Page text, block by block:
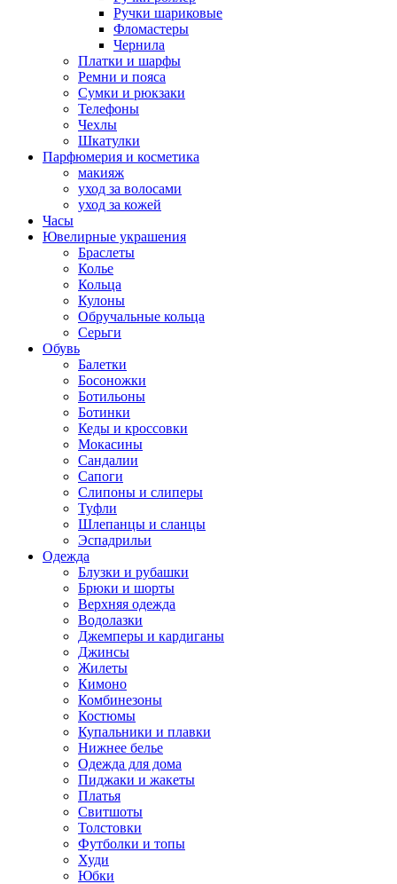
Ручки шариковые
Фломастеры
Чернила
Платки и шарфы
Ремни и пояса
Сумки и рюкзаки
Телефоны
Чехлы
Шкатулки
Парфюмерия и косметика
макияж
уход за волосами
уход за кожей
Часы
Ювелирные украшения
Браслеты
Колье
Кольца
Кулоны
Обручальные кольца
Серьги
Обувь
Балетки
Босоножки
Ботильоны
Ботинки
Кеды и кроссовки
Мокасины
Сандалии
Сапоги
Слипоны и слиперы
Туфли
Шлепанцы и сланцы
Эспадрильи
Одежда
Блузки и рубашки
Брюки и шорты
Верхняя одежда
Водолазки
Джемперы и кардиганы
Джинсы
Жилеты
Кимоно
Комбинезоны
Костюмы
Купальники и плавки
Нижнее белье
Одежда для дома
Пиджаки и жакеты
Платья
Свитшоты
Толстовки
Футболки и топы
Худи
Юбки